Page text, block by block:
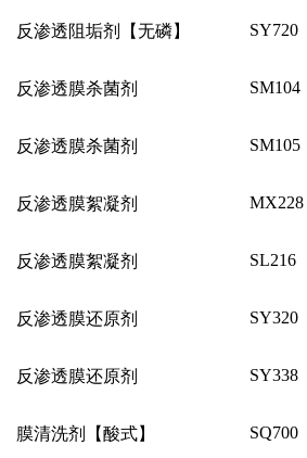
反渗透阻垢剂【无磷】 SY720
反渗透膜杀菌剂 SM104
反渗透膜杀菌剂 SM105
反渗透膜絮凝剂 MX228
反渗透膜絮凝剂 SL216
反渗透膜还原剂 SY320
反渗透膜还原剂 SY338
膜清洗剂【酸式】 SQ700